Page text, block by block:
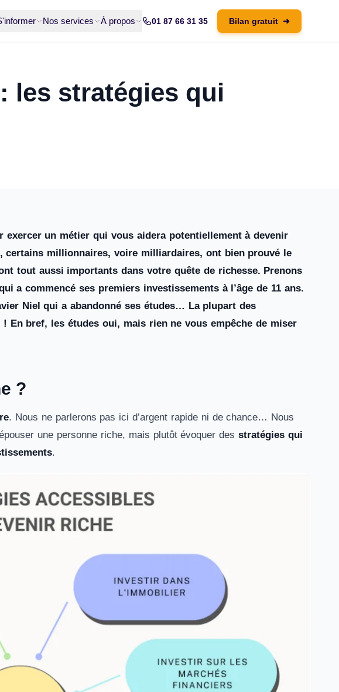
Nos services À propos 01 87 66 31 35 Bilan gratuit ➜
les stratégies qui
un métier qui vous aidera potentiellement à devenir
certains millionnaires, voire milliardaires, ont bien prouvé le
tout aussi importants dans votre quête de richesse. Prenons
a commencé ses premiers investissements à l’âge de 11 ans.
Niel qui a abandonné ses études… La plupart des
bref, les études oui, mais rien ne vous empêche de miser
?
. Nous ne parlerons pas ici d’argent rapide ni de chance… Nous
une personne riche, mais plutôt évoquer desstratégies qui
.